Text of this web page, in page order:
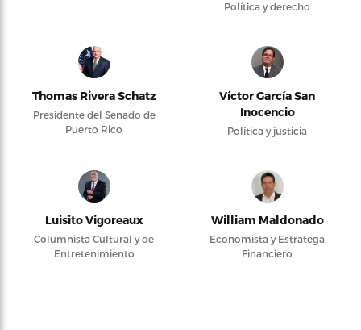
Política y derecho
Thomas Rivera Schatz
Presidente del Senado de
Puerto Rico
Víctor García San
Inocencio
Política y justicia
Luisito Vigoreaux
Columnista Cultural y de
Entretenimiento
William Maldonado
Economista y Estratega
Financiero